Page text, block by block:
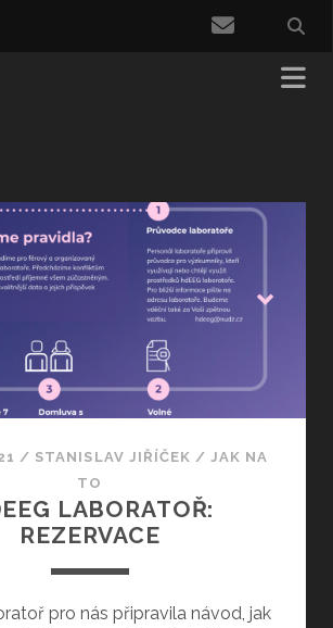
email
/ STANISLAV JIŘÍČEK /JAK NA
TO
LABORATOŘ:
REZERVACE
pro nás připravila návod, jak